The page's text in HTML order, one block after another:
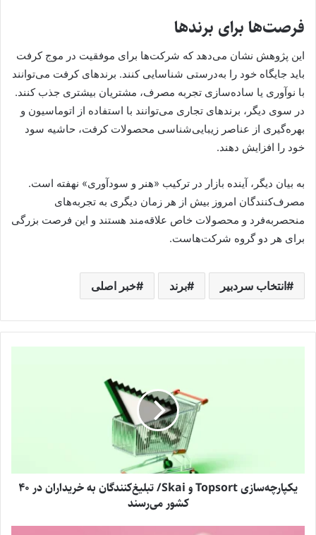
فرصت‌ها برای برندها
این پژوهش نشان می‌دهد که شرکت‌ها برای موفقیت در موج کرفت
باید جایگاه خود را به‌درستی شناسایی کنند. برندهای کرفت می‌توانند
با نوآوری یا ساده‌سازی تجربه مصرف، مشتریان بیشتری جذب کنند.
در سوی دیگر، برندهای تجاری می‌توانند با استفاده از اتوماسیون و
بهره‌گیری از عناصر زیبایی‌شناسی محصولات کرفت، حاشیه سود
خود را افزایش دهند.
به بیان دیگر، آینده بازار در ترکیب «هنر و سودآوری» نهفته است.
مصرف‌کنندگان امروز بیش از هر زمان دیگری به تجربه‌های
منحصربه‌فرد و محصولات خاص علاقه‌مند هستند و این فرصت بزرگی
برای هر دو گروه شرکت‌هاست.
انتخاب سردبیر برند خبر اصلی
یکپارچه‌سازی Topsort و Skai/ تبلیغ‌کنندگان به خریداران در ۴۰
کشور می‌رسند